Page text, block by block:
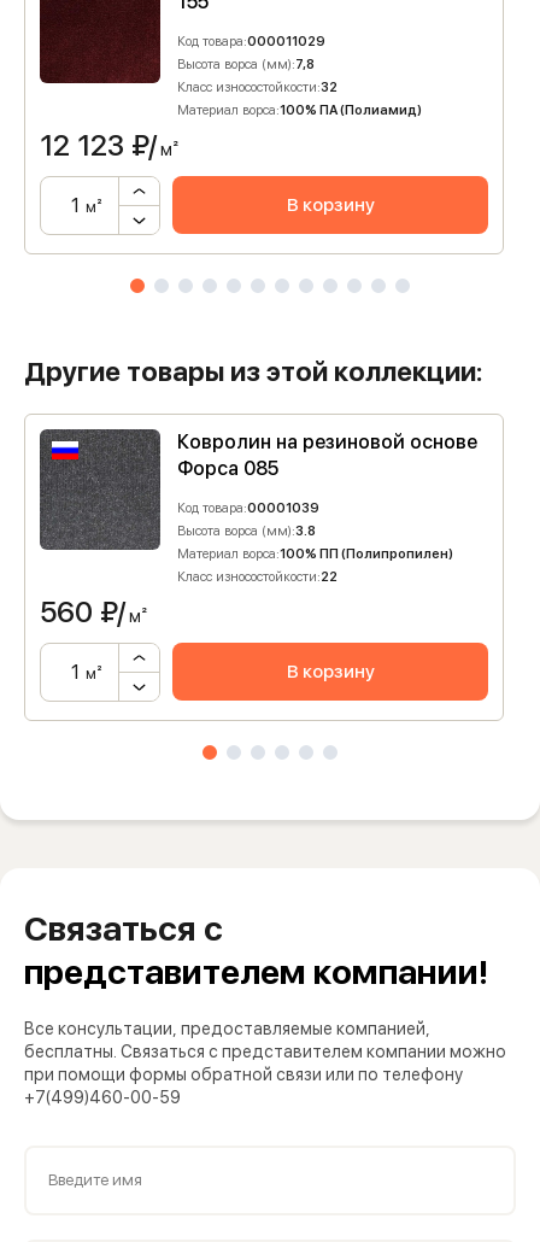
Код товара:000011029
Высота ворса (мм):7,8
Класс износостойкости:32
Материал ворса:100% ПА (Полиамид)
12 123 ₽/м²
м² В корзину
Другие товары из этой коллекции:
Ковролин на резиновой основе
Форса 085
Код товара:00001039
Высота ворса (мм):3.8
Материал ворса:100% ПП (Полипропилен)
Класс износостойкости:22
560 ₽/м²
м² В корзину
Связаться с
представителем компании!
Все консультации, предоставляемые компанией,
бесплатны. Связаться с представителем компании можно
при помощи формы обратной связи или по телефону
+7(499)460-00-59
Введите имя